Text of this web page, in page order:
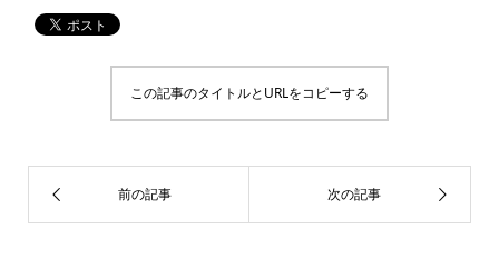
この記事のタイトルとURLをコピーする